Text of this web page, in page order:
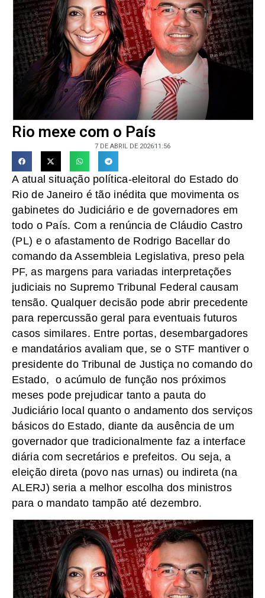
Rio mexe com o País
7 DE ABRIL DE 202611:56
A atual situação política-eleitoral do Estado do
Rio de Janeiro é tão inédita que movimenta os
gabinetes do Judiciário e de governadores em
todo o País. Com a renúncia de Cláudio Castro
(PL) e o afastamento de Rodrigo Bacellar do
comando da Assembleia Legislativa, preso pela
PF, as margens para variadas interpretações
judiciais no Supremo Tribunal Federal causam
tensão. Qualquer decisão pode abrir precedente
para repercussão geral para eventuais futuros
casos similares. Entre portas, desembargadores
e mandatários avaliam que, se o STF mantiver o
presidente do Tribunal de Justiça no comando do
Estado, o acúmulo de função nos próximos
meses pode prejudicar tanto a pauta do
Judiciário local quanto o andamento dos serviços
básicos do Estado, diante da ausência de um
governador que tradicionalmente faz a interface
diária com secretários e prefeitos. Ou seja, a
eleição direta (povo nas urnas) ou indireta (na
ALERJ) seria a melhor escolha dos ministros
para o mandato tampão até dezembro.